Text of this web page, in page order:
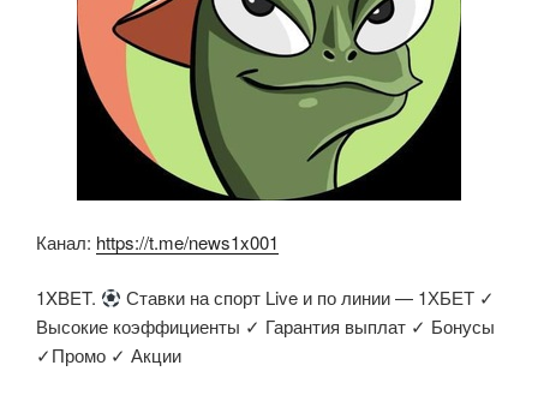
Канал: https://t.me/news1x001
1XBET.
Ставки на спорт Live и по линии — 1ХБЕТ ✓
Высокие коэффициенты ✓ Гарантия выплат ✓ Бонусы
✓Промо ✓ Акции